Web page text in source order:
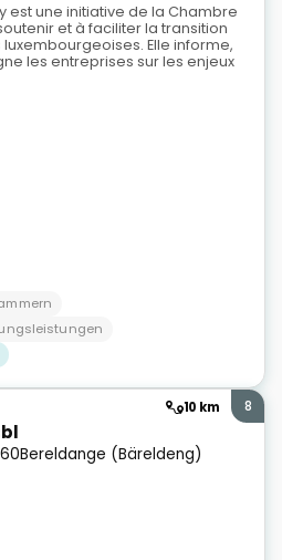
est une initiative de la Chambre
et à faciliter la transition
Elle informe,
les entreprises sur les enjeux
10 km
Bereldange (Bäreldeng)
8